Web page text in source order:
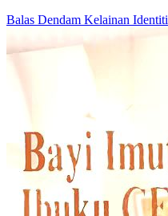
Balas Dendam Kelainan Identiti